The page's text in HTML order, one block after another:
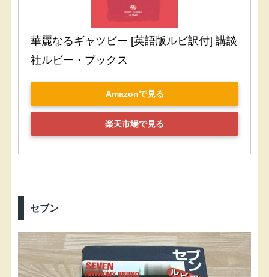
華麗なるギャツビー [英語版ルビ訳付] 講談
社ルビー・ブックス
Amazonで見る
楽天市場で見る
セブン